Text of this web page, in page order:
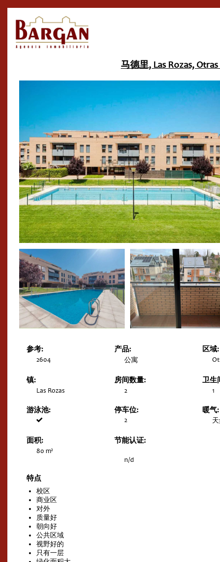
马德里, Las Rozas,
参考:
2604
产品:
公寓
区域:
镇:
Las Rozas
房间数量:
2
卫生
1
游泳池: 停车位:
2
暖气:
面积:
80 m²
节能认证:
n/d
特点
校区
商业区
对外
质量好
朝向好
公共区域
视野好的
只有一层